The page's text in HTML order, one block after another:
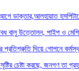
ডাক্তার,আলহায়াত
বালু উত্তোলন, পাইপ ও
প্রতিশ্রুতি দিয়ে গোপনে
চেষ্টা করছে, জনগণ তা